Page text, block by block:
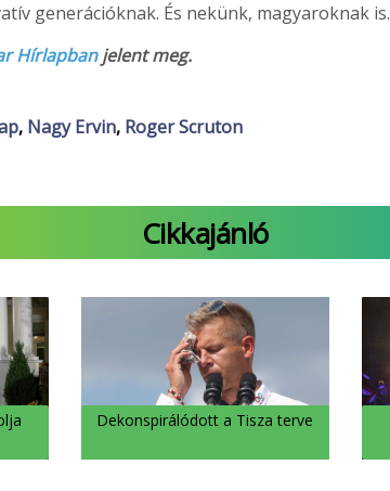
generációknak. És nekünk, magyaroknak is.
Hírlapbanjelent meg.
, Nagy Ervin, Roger Scruton
Cikkajánló
Dekonspirálódott a Tisza terve